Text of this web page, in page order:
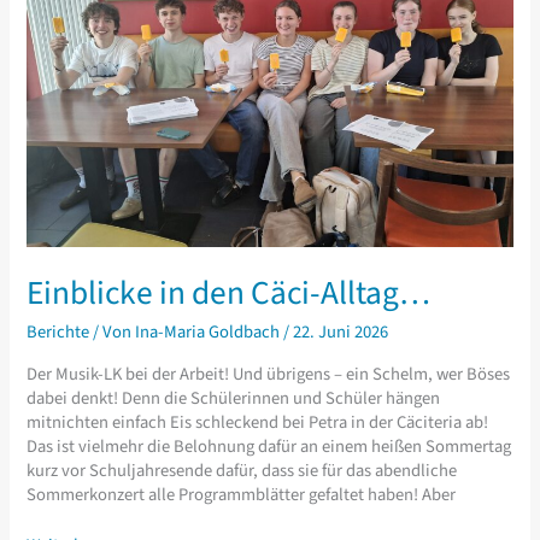
Einblicke in den Cäci-Alltag…
Berichte/ Von Ina-Maria Goldbach/22. Juni 2026
Der Musik-LK bei der Arbeit! Und übrigens – ein Schelm, wer Böses
dabei denkt! Denn die Schülerinnen und Schüler hängen
mitnichten einfach Eis schleckend bei Petra in der Cäciteria ab!
Das ist vielmehr die Belohnung dafür an einem heißen Sommertag
kurz vor Schuljahresende dafür, dass sie für das abendliche
Sommerkonzert alle Programmblätter gefaltet haben! Aber